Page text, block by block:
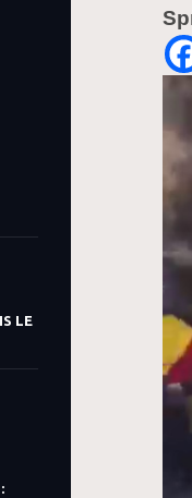
LE